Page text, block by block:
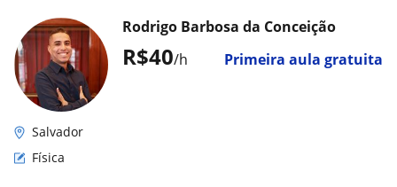
R$40/h Primeira aula gratuita
Rodrigo Barbosa da Conceição
Salvador
Física